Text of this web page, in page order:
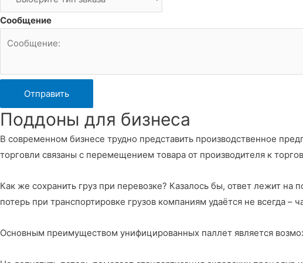
Сообщение
Отправить
Поддоны для бизнеса
В современном бизнесе трудно представить производственное
торговли связаны с перемещением товара от производителя к
Как же сохранить груз при перевозке? Казалось бы, ответ лежит
потерь при транспортировке грузов компаниям удаётся не всегда
Основным преимуществом унифицированных паллет является